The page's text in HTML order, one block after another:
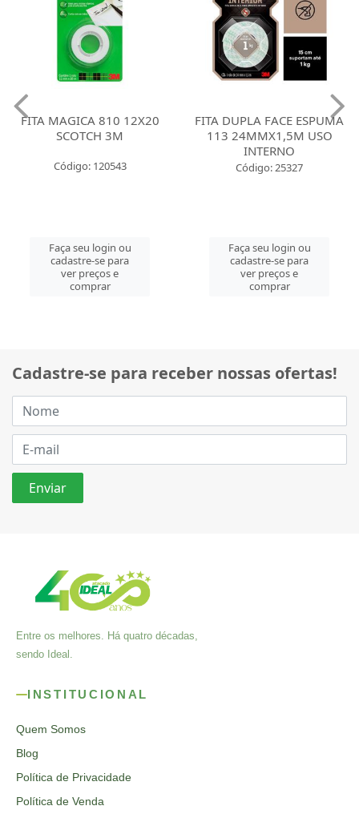
FITA MAGICA 810 12X20
SCOTCH 3M
Código: 120543
Faça seu login ou
cadastre-se para
ver preços e
comprar
FITA DUPLA FACE ESPUMA
113 24MMX1,5M USO
INTERNO
Código: 25327
Faça seu login ou
cadastre-se para
ver preços e
comprar
Cadastre-se para receber nossas ofertas!
Entre os melhores. Há quatro décadas,
sendo Ideal.
INSTITUCIONAL
Quem Somos
Blog
Política de Privacidade
Política de Venda